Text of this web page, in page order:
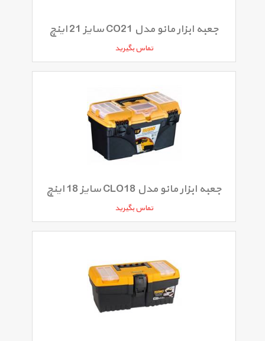
جعبه ابزار مانو مدل CO21 سایز 21 اینچ
تماس بگیرید
جعبه ابزار مانو مدل CLO18 سایز 18 اینچ
تماس بگیرید